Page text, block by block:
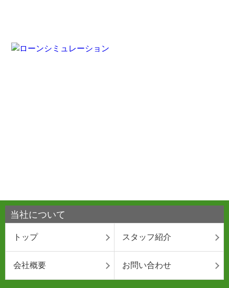
当社について
トップ スタッフ紹介
会社概要 お問い合わせ